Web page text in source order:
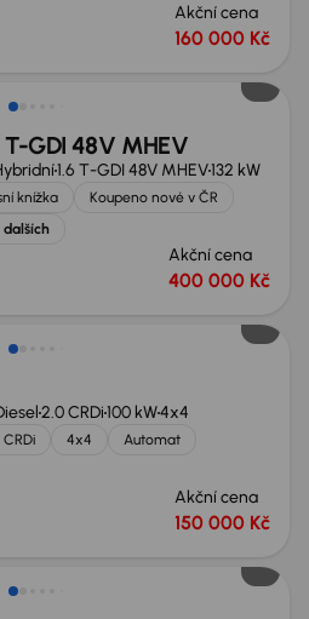
Akční cena
160 000 Kč
T-GDI 48V MHEV
1.6 T-GDI 48V MHEV132 kW
knížka
Koupeno nové v ČR
dalších
Akční cena
400 000 Kč
2.0 CRDi100 kW4x4
CRDi 4x4
Automat
Akční cena
150 000 Kč